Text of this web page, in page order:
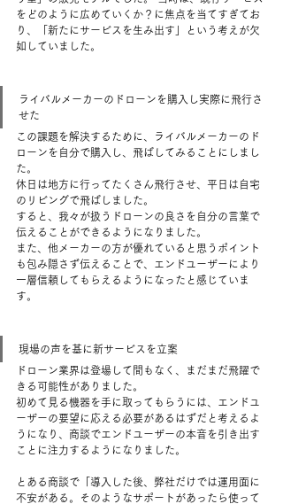
をどのように広めていくか？に焦点を当てすぎてお
り、「新たにサービスを生み出す」という考えが欠
如していました。
ライバルメーカーのドローンを購入し実際に飛行さ
せた
この課題を解決するために、ライバルメーカーのド
ローンを自分で購入し、飛ばしてみることにしまし
た。
休日は地方に行ってたくさん飛行させ、平日は自宅
のリビングで飛ばしました。
すると、我々が扱うドローンの良さを自分の言葉で
伝えることができるようになりました。
また、他メーカーの方が優れていると思うポイント
も包み隠さず伝えることで、エンドユーザーにより
一層信頼してもらえるようになったと感じていま
す。
現場の声を基に新サービスを立案
ドローン業界は登場して間もなく、まだまだ飛躍で
きる可能性がありました。
初めて見る機器を手に取ってもらうには、エンドユ
ーザーの要望に応える必要があるはずだと考えるよ
うになり、商談でエンドユーザーの本音を引き出す
ことに注力するようになりました。
とある商談で「導入した後、弊社だけでは運用面に
不安がある。そのようなサポートがあったら使って